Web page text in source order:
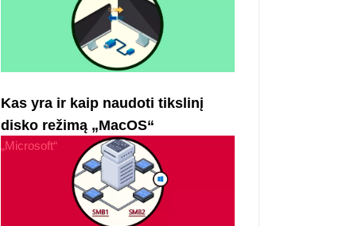
Kas yra ir kaip naudoti tikslinį
disko režimą „MacOS“
„Microsoft“